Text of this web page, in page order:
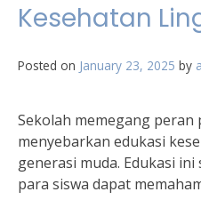
Kesehatan
Posted on January 23, 2025 by
Sekolah memegang peran
menyebarkan edukasi
generasi muda. Edukasi
para siswa dapat